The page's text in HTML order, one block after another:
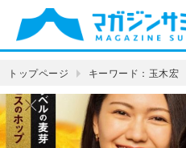
トップページ キーワード：玉木宏